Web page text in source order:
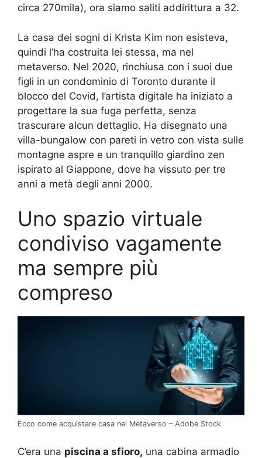
circa 270mila), ora siamo saliti addirittura a 32.
La casa dei sogni di Krista Kim non esisteva,
quindi l’ha costruita lei stessa, ma nel
metaverso. Nel 2020, rinchiusa con i suoi due
figli in un condominio di Toronto durante il
blocco del Covid, l’artista digitale ha iniziato a
progettare la sua fuga perfetta, senza
trascurare alcun dettaglio. Ha disegnato una
villa-bungalow con pareti in vetro con vista sulle
montagne aspre e un tranquillo giardino zen
ispirato al Giappone, dove ha vissuto per tre
anni a metà degli anni 2000.
Uno spazio virtuale
condiviso vagamente
ma sempre più
compreso
Ecco come acquistare casa nel Metaverso – Adobe Stock
C’era una piscina a sfioro, una cabina armadio